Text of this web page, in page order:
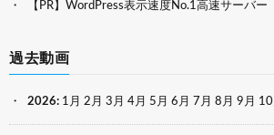
【PR】WordPress表示速度No.1高速サーバー
過去動画
2026: 1月 2月 3月 4月 5月 6月 7月 8月 9月 10